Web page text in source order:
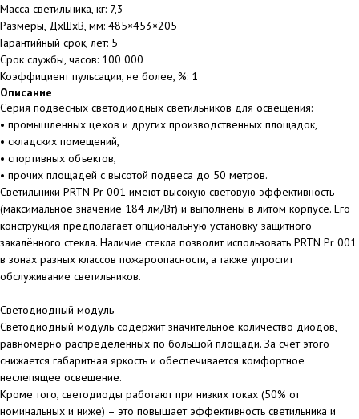
Масса светильника, кг: 7,3
Размеры, ДхШхВ, мм: 485×453×205
Гарантийный срок, лет: 5
Срок службы, часов: 100 000
Коэффициент пульсации, не более, %: 1
Описание
Серия подвесных светодиодных светильников для освещения:
• промышленных цехов и других производственных площадок,
• складских помещений,
• спортивных объектов,
• прочих площадей с высотой подвеса до 50 метров.
Светильники PRTN Pr 001 имеют высокую световую эффективность
(максимальное значение 184 лм/Вт) и выполнены в литом корпусе. Его
конструкция предполагает опциональную установку защитного
закалённого стекла. Наличие стекла позволит использовать PRTN Pr 001
в зонах разных классов пожароопасности, а также упростит
обслуживание светильников.
Светодиодный модуль
Светодиодный модуль содержит значительное количество диодов,
равномерно распределённых по большой площади. За счёт этого
снижается габаритная яркость и обеспечивается комфортное
неслепящее освещение.
Кроме того, светодиоды работают при низких токах (50% от
номинальных и ниже) – это повышает эффективность светильника и